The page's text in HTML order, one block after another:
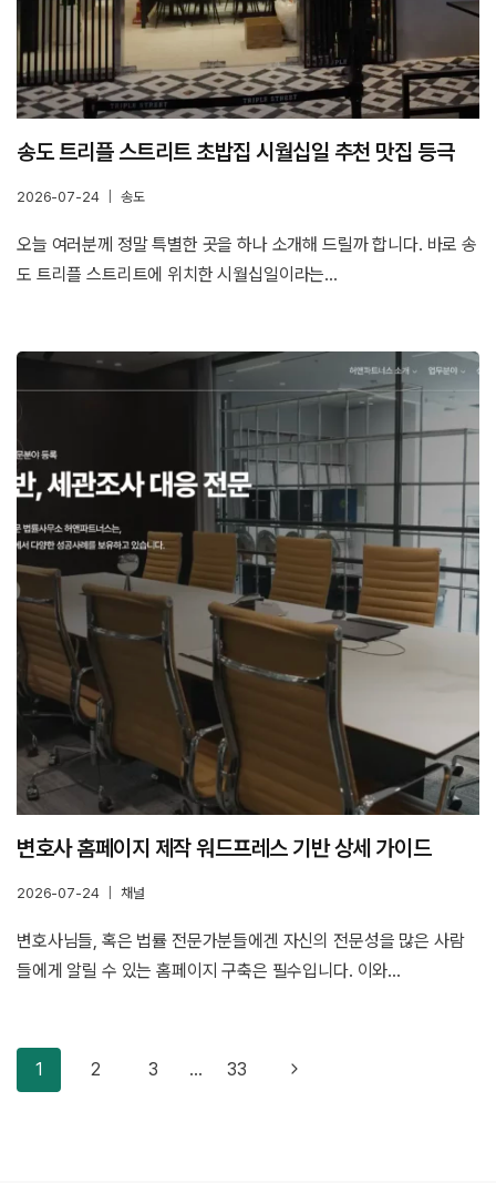
송도 트리플 스트리트 초밥집 시월십일 추천 맛집 등극
2026-07-24 송도
오늘 여러분께 정말 특별한 곳을 하나 소개해 드릴까 합니다. 바로 송
도 트리플 스트리트에 위치한 시월십일이라는…
변호사 홈페이지 제작 워드프레스 기반 상세 가이드
2026-07-24 채널
변호사님들, 혹은 법률 전문가분들에겐 자신의 전문성을 많은 사람
들에게 알릴 수 있는 홈페이지 구축은 필수입니다. 이와…
Page
1 2 3 … 33
Next